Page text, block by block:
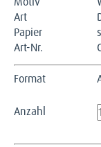
Art
Papier
Art-Nr.
Format
Anzahl